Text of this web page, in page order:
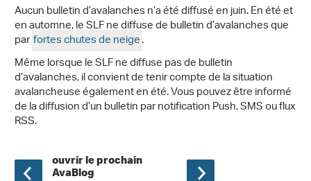
Aucun bulletin d’avalanches n’a été diffusé en juin. En été et
en automne, le SLF ne diffuse de bulletin d’avalanches que
parfortes chutes de neige.
Même lorsque le SLF ne diffuse pas de bulletin
d’avalanches, il convient de tenir compte de la situation
avalancheuse également en été. Vous pouvez être informé
de la diffusion d’un bulletin par notification Push, SMS ou flux
RSS.
ouvrir le prochain
AvaBlog